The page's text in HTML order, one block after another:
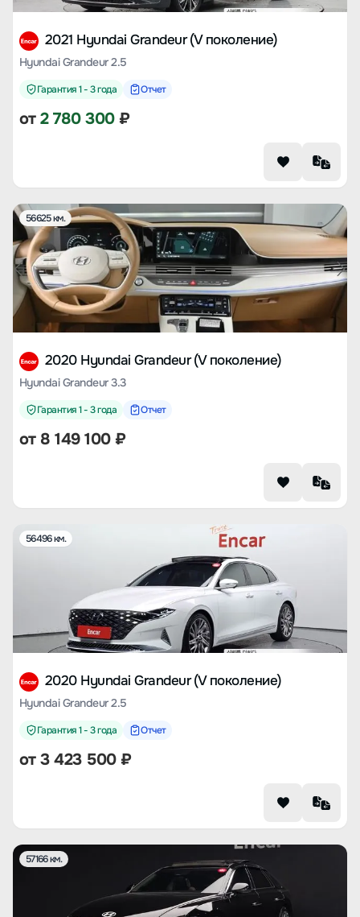
2021 Hyundai Grandeur (V поколение)
Hyundai Grandeur 2.5
Гарантия 1 - 3 года Отчет
от2 780 300₽
56625 км.
2020 Hyundai Grandeur (V поколение)
Hyundai Grandeur 3.3
Гарантия 1 - 3 года Отчет
от 8 149 100₽
56496 км.
2020 Hyundai Grandeur (V поколение)
Hyundai Grandeur 2.5
Гарантия 1 - 3 года Отчет
от3 423 500₽
57166 км.